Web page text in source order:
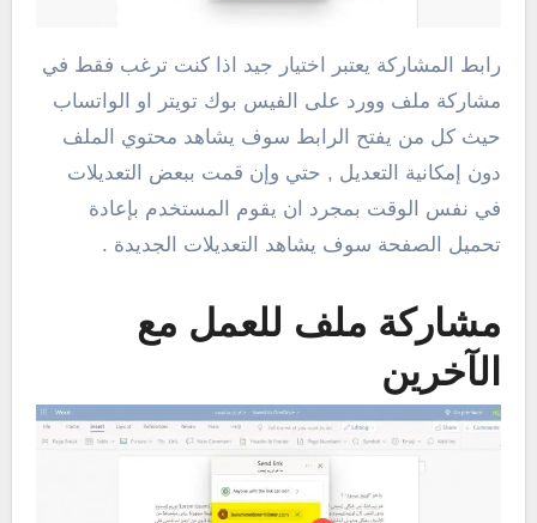
رابط المشاركة يعتبر اختيار جيد اذا كنت ترغب فقط في
مشاركة ملف وورد على الفيس بوك تويتر او الواتساب
حيث كل من يفتح الرابط سوف يشاهد محتوي الملف
دون إمكانية التعديل , حتي وإن قمت ببعض التعديلات
في نفس الوقت بمجرد ان يقوم المستخدم بإعادة
تحميل الصفحة سوف يشاهد التعديلات الجديدة .
مشاركة ملف للعمل مع
الآخرين